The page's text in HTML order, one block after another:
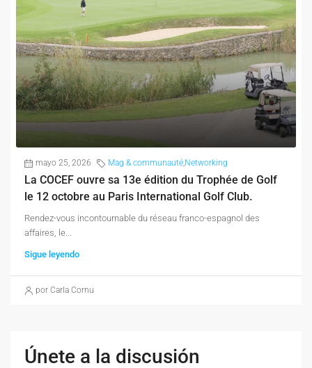
mayo 25, 2026 Mag & communauté,Networking
La COCEF ouvre sa 13e édition du Trophée de Golf
le 12 octobre au Paris International Golf Club.
Rendez-vous incontournable du réseau franco-espagnol des
affaires, le...
Sigue leyendo
por Carla Cornu
Únete a la discusión